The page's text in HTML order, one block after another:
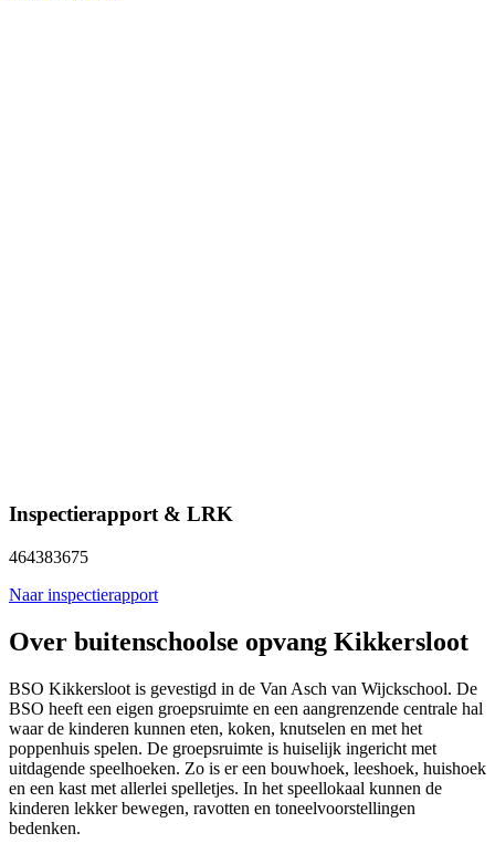
Inspectierapport & LRK
464383675
Naar inspectierapport
Over buitenschoolse opvang Kikkersloot
BSO Kikkersloot is gevestigd in de Van Asch van Wijckschool. De
BSO heeft een eigen groepsruimte en een aangrenzende centrale hal
waar de kinderen kunnen eten, koken, knutselen en met het
poppenhuis spelen. De groepsruimte is huiselijk ingericht met
uitdagende speelhoeken. Zo is er een bouwhoek, leeshoek, huishoek
en een kast met allerlei spelletjes. In het speellokaal kunnen de
kinderen lekker bewegen, ravotten en toneelvoorstellingen
bedenken.